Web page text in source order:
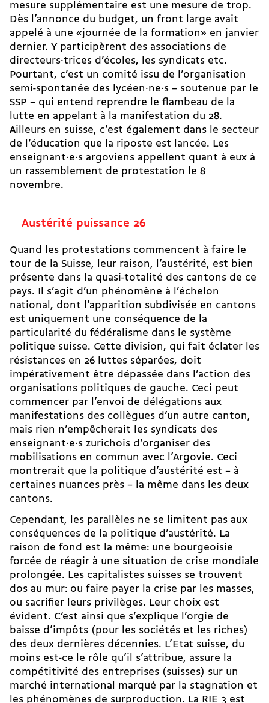
mesure supplémentaire est une mesure de trop.
Dès l’annonce du budget, un front large avait
appelé à une «journée de la formation» en janvier
dernier. Y participèrent des associations de
directeurs·trices d’écoles, les syndicats etc.
Pourtant, c’est un comité issu de l’organisation
semi-spontanée des lycéen·ne·s – soutenue par le
SSP – qui entend reprendre le flambeau de la
lutte en appelant à la manifestation du 28.
Ailleurs en suisse, c’est également dans le secteur
de l’éducation que la riposte est lancée. Les
enseignant·e·s argoviens appellent quant à eux à
un rassemblement de protestation le 8
novembre.
Austérité puissance 26
Quand les protestations commencent à faire le
tour de la Suisse, leur raison, l’austérité, est bien
présente dans la quasi-totalité des cantons de ce
pays. Il s’agit d’un phénomène à l’échelon
national, dont l’apparition subdivisée en cantons
est uniquement une conséquence de la
particularité du fédéralisme dans le système
politique suisse. Cette division, qui fait éclater les
résistances en 26 luttes séparées, doit
impérativement être dépassée dans l’action des
organisations politiques de gauche. Ceci peut
commencer par l’envoi de délégations aux
manifestations des collègues d’un autre canton,
mais rien n’empêcherait les syndicats des
enseignant·e·s zurichois d’organiser des
mobilisations en commun avec l’Argovie. Ceci
montrerait que la politique d’austérité est – à
certaines nuances près – la même dans les deux
cantons.
Cependant, les parallèles ne se limitent pas aux
conséquences de la politique d’austérité. La
raison de fond est la même: une bourgeoisie
forcée de réagir à une situation de crise mondiale
prolongée. Les capitalistes suisses se trouvent
dos au mur: ou faire payer la crise par les masses,
ou sacrifier leurs privilèges. Leur choix est
évident. C‘est ainsi que s’explique l’orgie de
baisse d’impôts (pour les sociétés et les riches)
des deux dernières décennies. L’Etat suisse, du
moins est-ce le rôle qu’il s’attribue, assure la
compétitivité des entreprises (suisses) sur un
marché international marqué par la stagnation et
les phénomènes de surproduction. La RIE 3 est